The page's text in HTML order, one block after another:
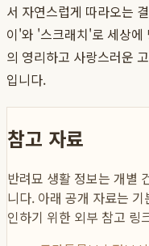
서 자연스럽게 따라오는
이'와 '스크래치'로 세상에
의 영리하고 사랑스러운
입니다.
참고 자료
반려묘 생활 정보는 개별
니다. 아래 공개 자료는
인하기 위한 외부 참고 링